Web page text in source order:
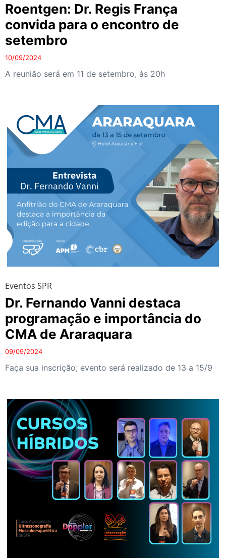
Roentgen: Dr. Regis França
convida para o encontro de
setembro
10/09/2024
A reunião será em 11 de setembro, às 20h
Eventos SPR
Dr. Fernando Vanni destaca
programação e importância do
CMA de Araraquara
09/09/2024
Faça sua inscrição; evento será realizado de 13 a 15/9